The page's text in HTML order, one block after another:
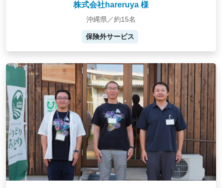
株式会社hareruya 様
沖縄県／約15名
保険外サービス